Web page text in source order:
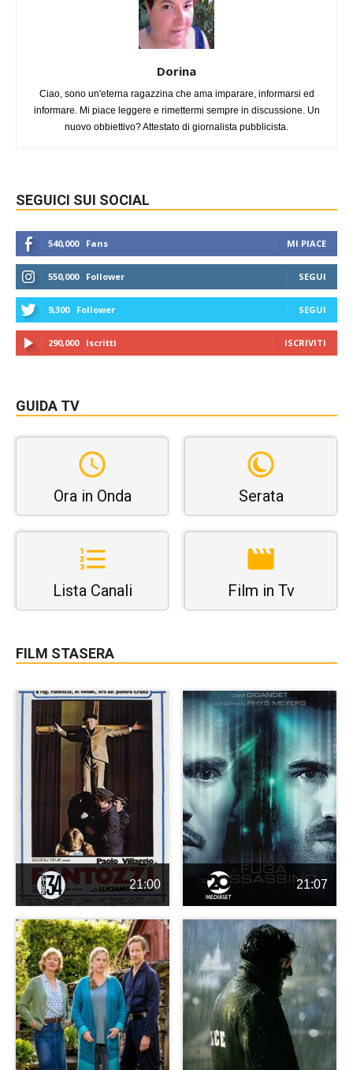
Dorina
Ciao, sono un'eterna ragazzina che ama imparare, informarsi ed
informare. Mi piace leggere e rimettermi sempre in discussione. Un
nuovo obbiettivo? Attestato di giornalista pubblicista.
SEGUICI SUI SOCIAL
540,000 Fans MI PIACE
550,000 Follower SEGUI
9,300 Follower SEGUI
290,000 Iscritti ISCRIVITI
GUIDA TV
Ora in Onda Serata
Lista Canali Film in Tv
FILM STASERA
21:00 21:07